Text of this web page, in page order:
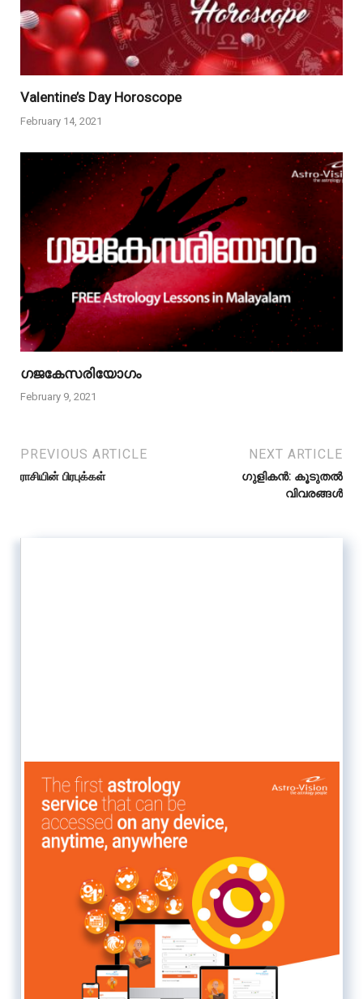
Valentine’s Day Horoscope
February 14, 2021
ഗജകേസരിയോഗം
February 9, 2021
PREVIOUS ARTICLE
ராசியின் பிரபுக்கள்
NEXT ARTICLE
ഗുളികൻ: കൂടുതൽ
വിവരങ്ങൾ